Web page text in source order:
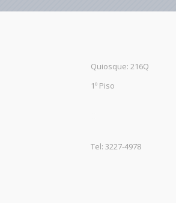
Quiosque: 216Q
1º Piso
Tel: 3227-4978